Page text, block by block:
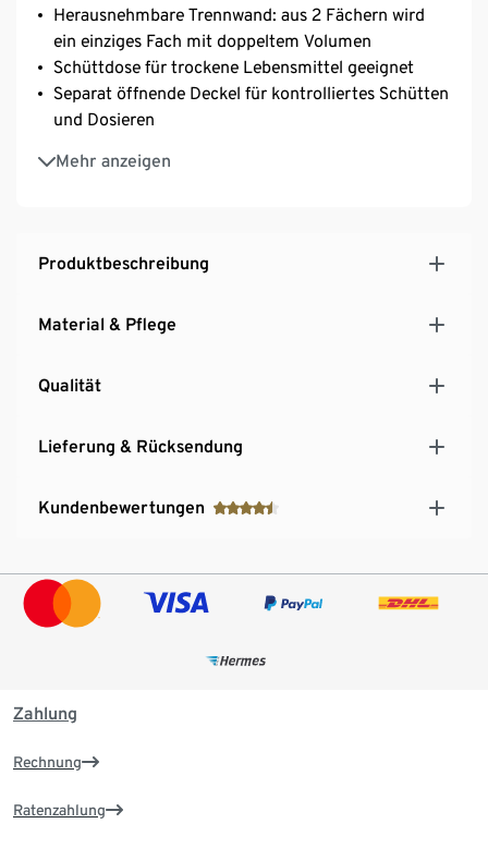
Herausnehmbare Trennwand: aus 2 Fächern wird
ein einziges Fach mit doppeltem Volumen
Schüttdose für trockene Lebensmittel geeignet
Separat öffnende Deckel für kontrolliertes Schütten
und Dosieren
Mehr anzeigen
Luftdicht verschließbarer Deckel
Transparent ‒ Inhalt jederzeit einsehbar
Produktbeschreibung
Material & Pflege
Qualität
Lieferung & Rücksendung
Kundenbewertungen
Zahlung
Rechnung
Ratenzahlung